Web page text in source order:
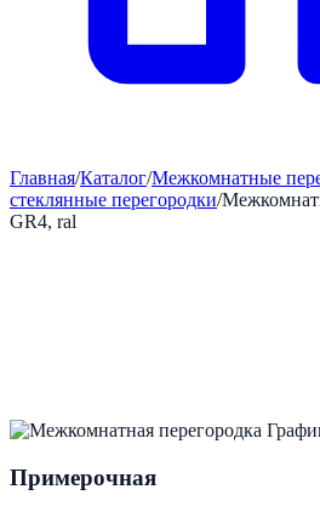
Главная/Каталог/Межкомнатные
стеклянные перегородки/
GR4, ral
Примерочная